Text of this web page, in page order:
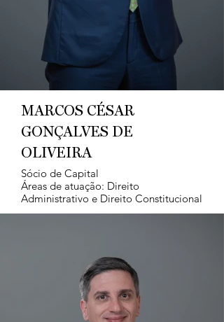
MARCOS CÉSAR
GONÇALVES DE
OLIVEIRA
Sócio de Capital
Áreas de atuação: Direito
Administrativo e Direito Constitucional